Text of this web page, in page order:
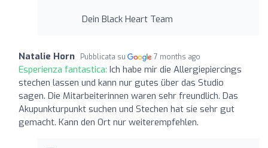
Dein Black Heart Team
Natalie Horn Pubblicata su 7 months ago
Esperienza fantastica: Ich habe mir die Allergiepiercings
stechen lassen und kann nur gutes über das Studio
sagen. Die Mitarbeiterinnen waren sehr freundlich. Das
Akupunkturpunkt suchen und Stechen hat sie sehr gut
gemacht. Kann den Ort nur weiterempfehlen.